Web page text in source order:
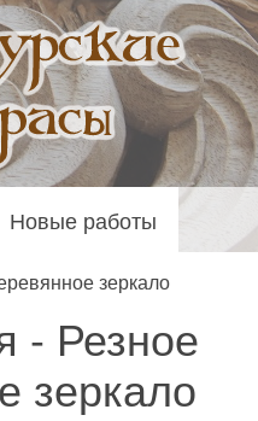
Новые работы
зеркало
- Резное
зеркало